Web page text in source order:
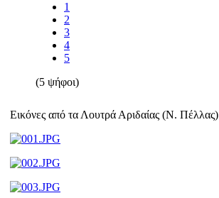
1
2
3
4
5
(5 ψήφοι)
Εικόνες από τα Λουτρά Αριδαίας (Ν. Πέλλας)